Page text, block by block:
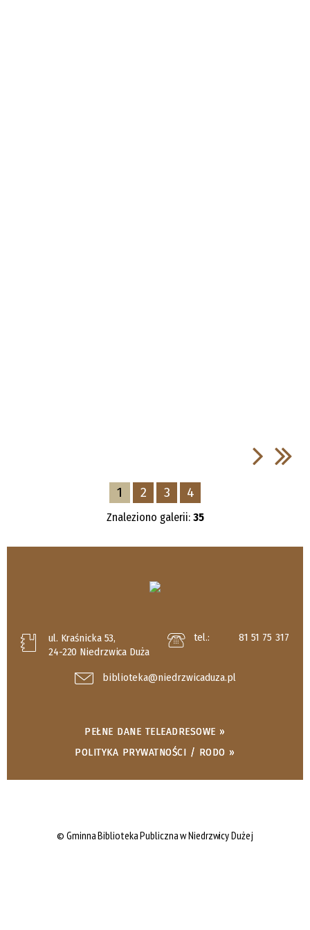
1 2 3 4
Znaleziono galerii: 35
ul. Kraśnicka 53,
24-220 Niedrzwica Duża
tel.: 81 51 75 317
biblioteka@niedrzwicaduza.pl
PEŁNE DANE TELEADRESOWE »
POLITYKA PRYWATNOŚCI / RODO »
© Gminna Biblioteka Publiczna w Niedrzwicy Dużej